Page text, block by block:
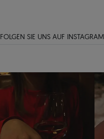
FOLGEN SIE UNS AUF INSTAGRAM